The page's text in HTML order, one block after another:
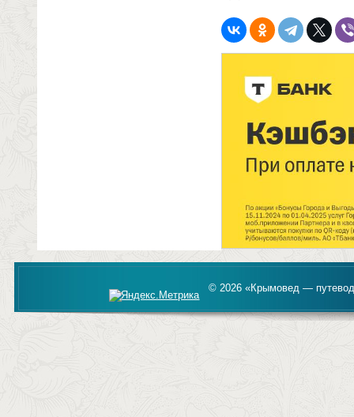
© 2026 «Крымовед —